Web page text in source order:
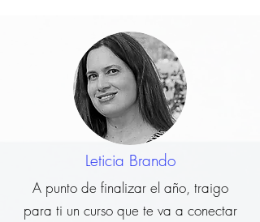
Leticia Brando
A punto de finalizar el año, traigo
para ti un curso que te va a conectar